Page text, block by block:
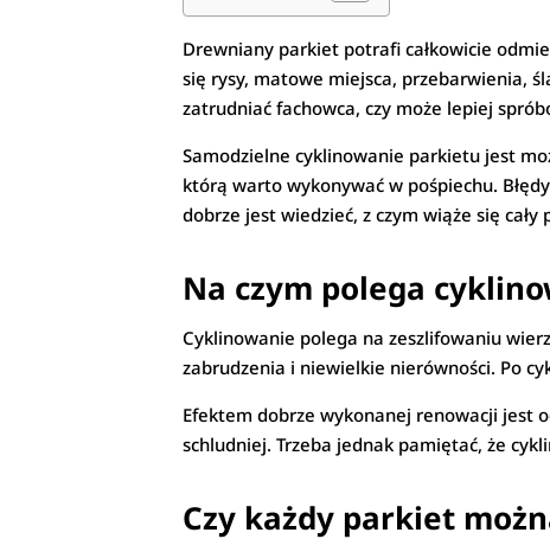
Drewniany parkiet potrafi całkowicie
się rysy, matowe miejsca, przebarwienia,
zatrudniać fachowca, czy może lepiej
Samodzielne cyklinowanie parkietu jest
którą warto wykonywać w pośpiechu.
dobrze jest wiedzieć, z czym wiąże się cały
Na czym polega
Cyklinowanie polega na zeszlifowaniu
zabrudzenia i niewielkie nierówności. Po
Efektem dobrze wykonanej renowacji jest
schludniej. Trzeba jednak pamiętać, że
Czy każdy parkiet